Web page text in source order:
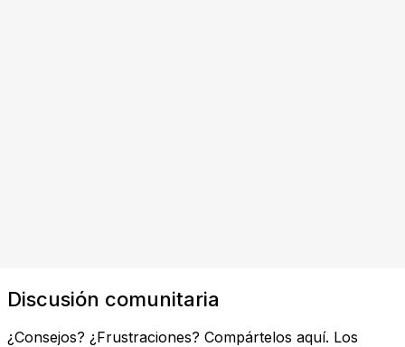
Discusión comunitaria
¿Consejos? ¿Frustraciones? Compártelos aquí. Los